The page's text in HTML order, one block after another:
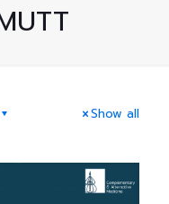
Show all